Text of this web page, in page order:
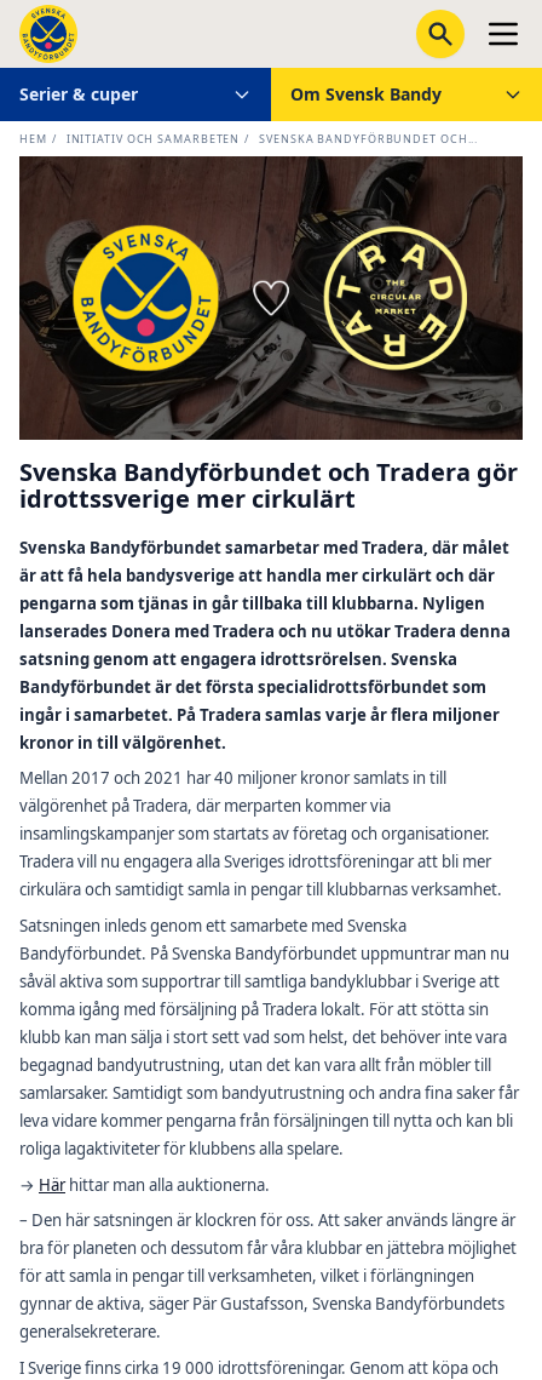
Serier & cuper Om Svensk Bandy
HEM / INITIATIV OCH SAMARBETEN / SVENSKA BANDYFÖRBUNDET OCH...
Svenska Bandyförbundet och Tradera gör
idrottssverige mer cirkulärt
Svenska Bandyförbundet samarbetar med Tradera, där målet
är att få hela bandysverige att handla mer cirkulärt och där
pengarna som tjänas in går tillbaka till klubbarna. Nyligen
lanserades Donera med Tradera och nu utökar Tradera denna
satsning genom att engagera idrottsrörelsen. Svenska
Bandyförbundet är det första specialidrottsförbundet som
ingår i samarbetet. På Tradera samlas varje år flera miljoner
kronor in till välgörenhet.
Mellan 2017 och 2021 har 40 miljoner kronor samlats in till
välgörenhet på Tradera, där merparten kommer via
insamlingskampanjer som startats av företag och organisationer.
Tradera vill nu engagera alla Sveriges idrottsföreningar att bli mer
cirkulära och samtidigt samla in pengar till klubbarnas verksamhet.
Satsningen inleds genom ett samarbete med Svenska
Bandyförbundet. På Svenska Bandyförbundet uppmuntrar man nu
såväl aktiva som supportrar till samtliga bandyklubbar i Sverige att
komma igång med försäljning på Tradera lokalt. För att stötta sin
klubb kan man sälja i stort sett vad som helst, det behöver inte vara
begagnad bandyutrustning, utan det kan vara allt från möbler till
samlarsaker. Samtidigt som bandyutrustning och andra fina saker får
leva vidare kommer pengarna från försäljningen till nytta och kan bli
roliga lagaktiviteter för klubbens alla spelare.
→ Härhittar man alla auktionerna.
– Den här satsningen är klockren för oss. Att saker används längre är
bra för planeten och dessutom får våra klubbar en jättebra möjlighet
för att samla in pengar till verksamheten, vilket i förlängningen
gynnar de aktiva, säger Pär Gustafsson, Svenska Bandyförbundets
generalsekreterare.
I Sverige finns cirka 19 000 idrottsföreningar. Genom att köpa och